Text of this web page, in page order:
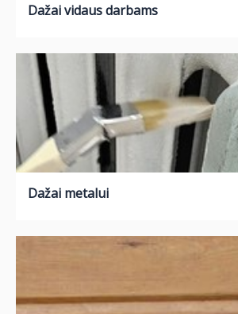
Dažai vidaus darbams
Dažai metalui